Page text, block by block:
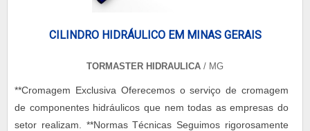
atendimento de excelência! Solicite já um orçamento!.
CILINDRO HIDRÁULICO EM MINAS GERAIS
TORMASTER HIDRAULICA / MG
**Cromagem Exclusiva Oferecemos o serviço de cromagem
de componentes hidráulicos que nem todas as empresas do
setor realizam. **Normas Técnicas Seguimos rigorosamente